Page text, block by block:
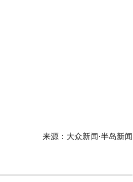
来源：大众新闻·半岛新闻